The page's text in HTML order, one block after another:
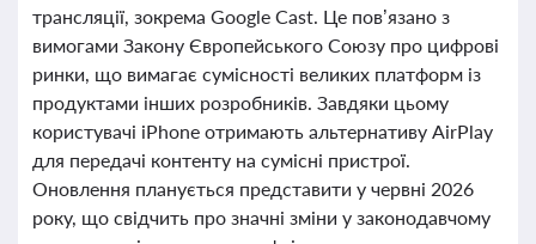
трансляції, зокрема Google Cast. Це пов’язано з
вимогами Закону Європейського Союзу про цифрові
ринки, що вимагає сумісності великих платформ із
продуктами інших розробників. Завдяки цьому
користувачі iPhone отримають альтернативу AirPlay
для передачі контенту на сумісні пристрої.
Оновлення планується представити у червні 2026
року, що свідчить про значні зміни у законодавчому